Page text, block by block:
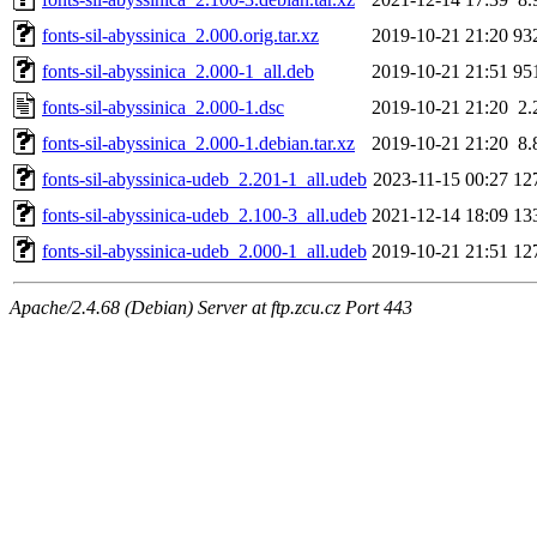
fonts-sil-abyssinica_2.000.orig.tar.xz
2019-10-21 21:20
fonts-sil-abyssinica_2.000-1_all.deb
2019-10-21 21:51
fonts-sil-abyssinica_2.000-1.dsc
2019-10-21 21:20
fonts-sil-abyssinica_2.000-1.debian.tar.xz
2019-10-21 21:20
fonts-sil-abyssinica-udeb_2.201-1_all.udeb 2023-11-15 00:27
fonts-sil-abyssinica-udeb_2.100-3_all.udeb 2021-12-14 18:09
fonts-sil-abyssinica-udeb_2.000-1_all.udeb 2019-10-21 21:51
Apache/2.4.68 (Debian) Server at ftp.zcu.cz Port 443